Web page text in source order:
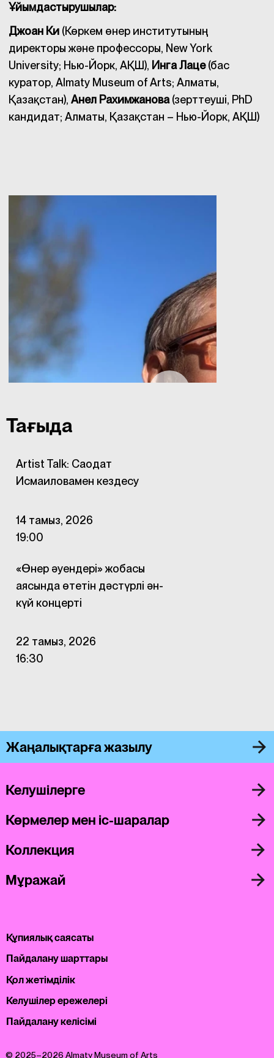
Ұйымдастырушылар:
Джоан Ки (Көркем өнер институтының
директоры және профессоры, New York
University; Нью-Йорк, АҚШ), Инга Лаце(бас
куратор, Almaty Museum of Arts; Алматы,
Қазақстан),Анел Рахимжанова(зерттеуші, PhD
кандидат; Алматы, Қазақстан – Нью-Йорк, АҚШ)
Тағыда
Artist Talk: Саодат
Исмаиловамен кездесу
14 тамыз, 2026
19:00
«Өнер әуендері» жобасы
аясында өтетін дәстүрлі ән-
күй концерті
22 тамыз, 2026
16:30
Жаңалықтарға жазылу
© 2025–2026 Almaty Museum of Arts
Құпиялық саясаты
Пайдалану шарттары
Қол жетімділік
Келушілер ережелері
Пайдалану келісімі
Келушілерге
Көрмелер мен іс-шаралар
Коллекция
Мұражай